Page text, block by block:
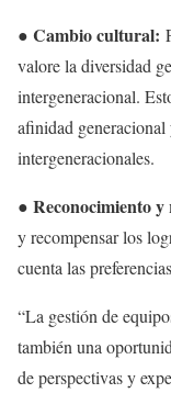
● Cambio cultural:
valore la diversidad
intergeneracional.
afinidad
intergeneracionales.
● Reconocimiento y
y recompensar los
cuenta las
“La gestión de
también una
de perspectivas y